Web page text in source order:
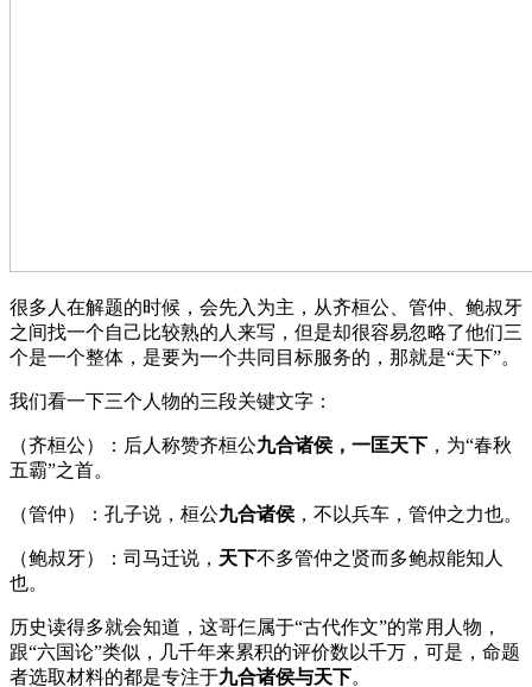
很多人在解题的时候，会先入为主，从齐桓公、管仲、鲍叔牙
之间找一个自己比较熟的人来写，但是却很容易忽略了他们三
个是一个整体，是要为一个共同目标服务的，那就是“天下”。
我们看一下三个人物的三段关键文字：
（齐桓公）：后人称赞齐桓公九合诸侯，一匡天下 ，为“春秋
五霸”之首。
（管仲）：孔子说，桓公九合诸侯 ，不以兵车，管仲之力也。
（鲍叔牙）：司马迁说， 天下不多管仲之贤而多鲍叔能知人
也。
历史读得多就会知道，这哥仨属于“古代作文”的常用人物，
跟“六国论”类似，几千年来累积的评价数以千万，可是，命题
者选取材料的都是专注于九合诸侯与天下。